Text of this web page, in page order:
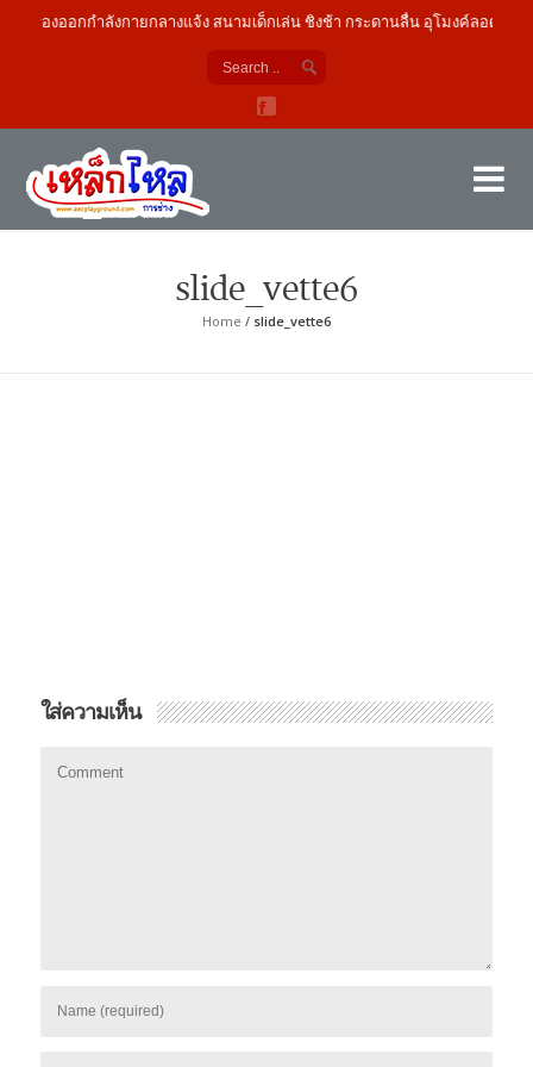
เครื่องออกกำลังกายกลางแจ้ง สนามเด็กเล่น ชิงช้า กระดานลื่น อุโมงค์ลอด
slide_vette6
Home / slide_vette6
ใส่ความเห็น